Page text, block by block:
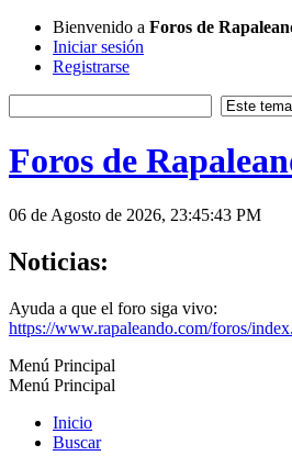
Bienvenido a Foros de
Iniciar sesión
Registrarse
Foros de
06 de Agosto de 2026, 23:45:43 PM
Noticias:
Ayuda a que el foro siga vivo:
https://www.rapaleando.com/foros/
Menú Principal
Menú Principal
Inicio
Buscar